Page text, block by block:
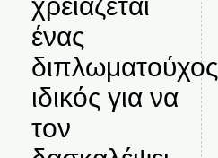
ένας
διπλωματούχος
ιδικός για να
τον